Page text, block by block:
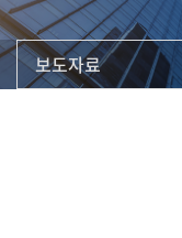
보도자료